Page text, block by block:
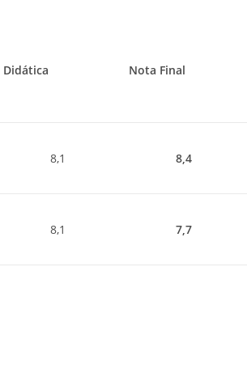
Didática Nota Final
8,1 8,4
8,1 7,7